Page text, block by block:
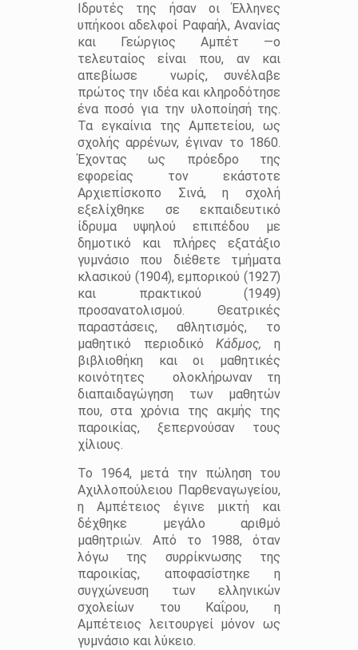
Ιδρυτές της ήσαν οι Έλληνες
υπήκοοι αδελφοί Ραφαήλ, Ανανίας
και Γεώργιος Αμπέτ ―ο
τελευταίος είναι που, αν και
απεβίωσε νωρίς, συνέλαβε
πρώτος την ιδέα και κληροδότησε
ένα ποσό για την υλοποίησή της.
Τα εγκαίνια της Αμπετείου, ως
σχολής αρρένων, έγιναν το 1860.
Έχοντας ως πρόεδρο της
εφορείας τον εκάστοτε
Αρχιεπίσκοπο Σινά, η σχολή
εξελίχθηκε σε εκπαιδευτικό
ίδρυμα υψηλού επιπέδου με
δημοτικό και πλήρες εξατάξιο
γυμνάσιο που διέθετε τμήματα
κλασικού (1904), εμπορικού (1927)
και πρακτικού (1949)
προσανατολισμού. Θεατρικές
παραστάσεις, αθλητισμός, το
μαθητικό περιοδικόΚάδμος, η
βιβλιοθήκη και οι μαθητικές
κοινότητες ολοκλήρωναν τη
διαπαιδαγώγηση των μαθητών
που, στα χρόνια της ακμής της
παροικίας, ξεπερνούσαν τους
χίλιους.
Το 1964, μετά την πώληση του
Αχιλλοπούλειου Παρθεναγωγείου,
η Αμπέτειος έγινε μικτή και
δέχθηκε μεγάλο αριθμό
μαθητριών. Από το 1988, όταν
λόγω της συρρίκνωσης της
παροικίας, αποφασίστηκε η
συγχώνευση των ελληνικών
σχολείων του Καΐρου, η
Αμπέτειος λειτουργεί μόνον ως
γυμνάσιο και λύκειο.